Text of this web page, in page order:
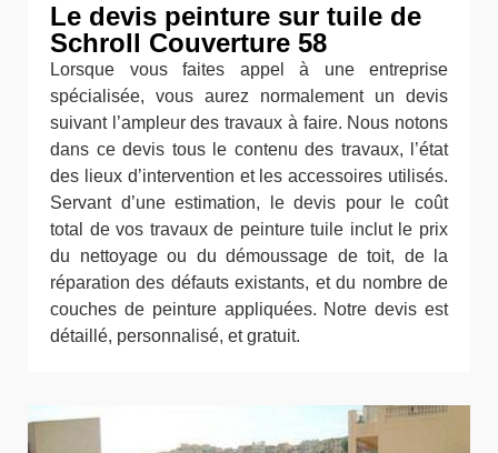
Le devis peinture sur tuile de
Schroll Couverture 58
Lorsque vous faites appel à une entreprise
spécialisée, vous aurez normalement un devis
suivant l’ampleur des travaux à faire. Nous notons
dans ce devis tous le contenu des travaux, l’état
des lieux d’intervention et les accessoires utilisés.
Servant d’une estimation, le devis pour le coût
total de vos travaux de peinture tuile inclut le prix
du nettoyage ou du démoussage de toit, de la
réparation des défauts existants, et du nombre de
couches de peinture appliquées. Notre devis est
détaillé, personnalisé, et gratuit.